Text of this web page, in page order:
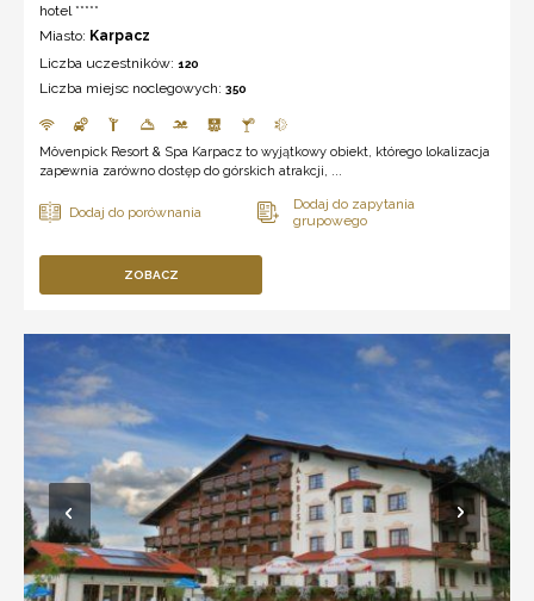
hotel *****
Miasto: Karpacz
Liczba uczestników: 120
Liczba miejsc noclegowych: 350
Mövenpick Resort & Spa Karpacz to wyjątkowy obiekt, którego lokalizacja
zapewnia zarówno dostęp do górskich atrakcji, ...
ZOBACZ